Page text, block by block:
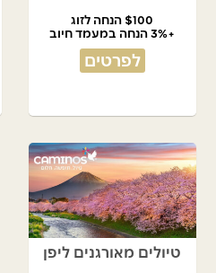
$100 הנחה לזוג
+3% הנחה במעמד חיוב
לפרטים
טיולים מאורגנים ליפן